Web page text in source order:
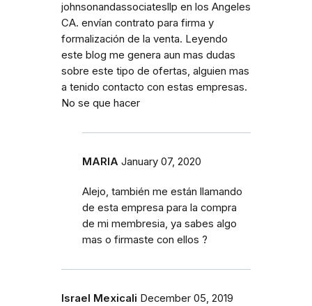
johnsonandassociatesllp en los Angeles
CA. envían contrato para firma y
formalización de la venta. Leyendo
este blog me genera aun mas dudas
sobre este tipo de ofertas, alguien mas
a tenido contacto con estas empresas.
No se que hacer
MARIA January 07, 2020
Alejo, también me están llamando
de esta empresa para la compra
de mi membresia, ya sabes algo
mas o firmaste con ellos ?
Israel Mexicali December 05, 2019